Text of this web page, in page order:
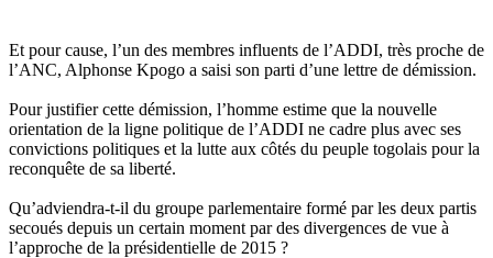
Et pour cause, l’un des membres influents de l’ADDI, très proche de
l’ANC, Alphonse Kpogo a saisi son parti d’une lettre de démission.
Pour justifier cette démission, l’homme estime que la nouvelle
orientation de la ligne politique de l’ADDI ne cadre plus avec ses
convictions politiques et la lutte aux côtés du peuple togolais pour la
reconquête de sa liberté.
Qu’adviendra-t-il du groupe parlementaire formé par les deux partis
secoués depuis un certain moment par des divergences de vue à
l’approche de la présidentielle de 2015 ?